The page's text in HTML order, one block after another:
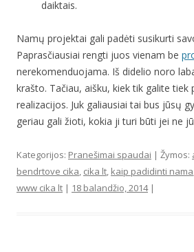
daiktais.
Namų projektai gali padėti susikurti
Paprasčiausiai rengti juos vienam be
nerekomenduojama. Iš didelio noro
krašto. Tačiau, aišku, kiek tik galite tiek
realizacijos. Juk galiausiai tai bus jūsų
geriau gali žioti, kokia ji turi būti jei ne
Kategorijos: Pranešimai spaudai | Žymos:
bendrtove cika, cika lt, kaip padidinti nama
www cika lt | 18 balandžio, 2014|